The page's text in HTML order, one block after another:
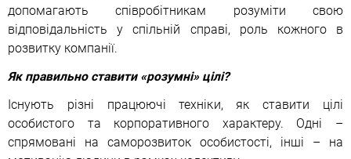
допомагають співробітникам розуміти свою
відповідальність у спільній справі, роль кожного в
розвитку компанії.
Як правильно ставити «розумні» цілі?
Існують різні працюючі техніки, як ставити цілі
особистого та корпоративного характеру. Одні –
спрямовані на саморозвиток особистості, інші – на